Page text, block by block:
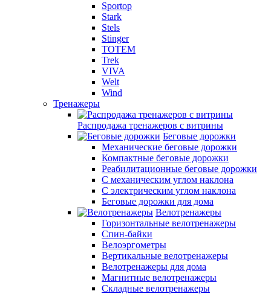
Sportop
Stark
Stels
Stinger
TOTEM
Trek
VIVA
Welt
Wind
Тренажеры
Распродажа тренажеров с витрины
Беговые дорожки
Механические беговые дорожки
Компактные беговые дорожки
Реабилитационные беговые дорожки
С механическим углом наклона
С электрическим углом наклона
Беговые дорожки для дома
Велотренажеры
Горизонтальные велотренажеры
Спин-байки
Велоэргометры
Вертикальные велотренажеры
Велотренажеры для дома
Магнитные велотренажеры
Складные велотренажеры